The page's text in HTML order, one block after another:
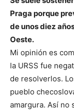
Praga porque
de unos diez
Oeste.
Mi opinión es
la URSS fue
de resolverlos.
pueblo
amargura. Así no